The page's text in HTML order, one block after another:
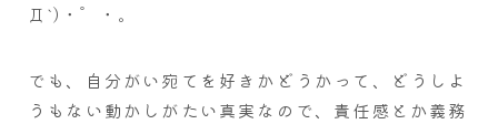
Д`)・゜・。
でも、自分がい宛てを好きかどうかって、どうしよ
うもない動かしがたい真実なので、責任感とか義務